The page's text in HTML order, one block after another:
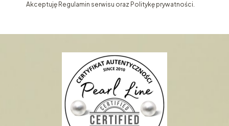
Akceptuję Regulamin serwisu oraz Politykę prywatności.